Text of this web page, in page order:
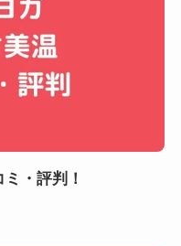
・評判！